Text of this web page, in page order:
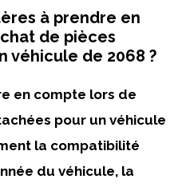
à prendre en
de pièces
véhicule de 2068 ?
en compte lors de
pour un véhicule
la compatibilité
du véhicule, la